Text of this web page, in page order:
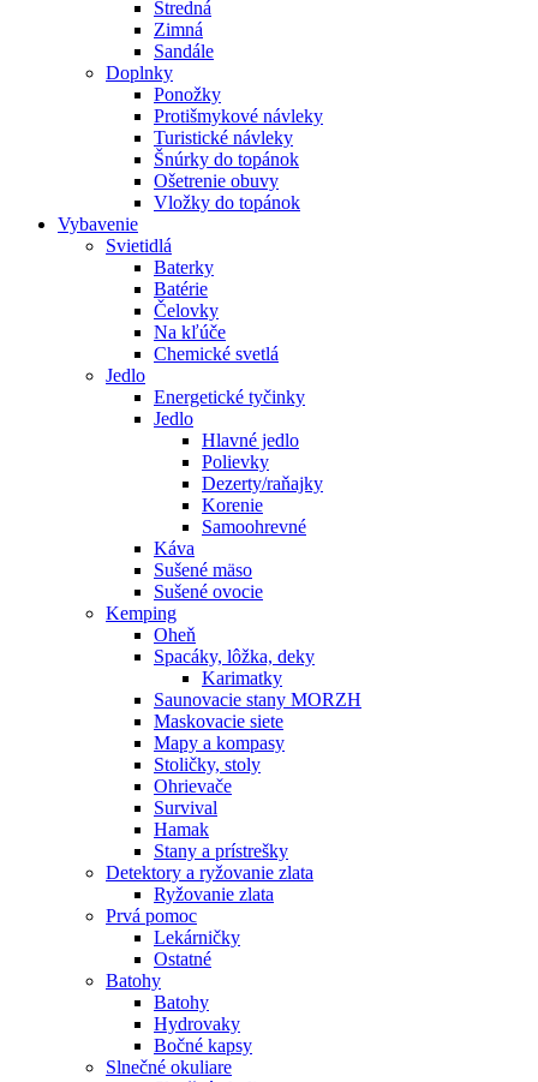
Stredná
Zimná
Sandále
Doplnky
Ponožky
Protišmykové návleky
Turistické návleky
Šnúrky do topánok
Ošetrenie obuvy
Vložky do topánok
Vybavenie
Svietidlá
Baterky
Batérie
Čelovky
Na kľúče
Chemické svetlá
Jedlo
Energetické tyčinky
Jedlo
Hlavné jedlo
Polievky
Dezerty/raňajky
Korenie
Samoohrevné
Káva
Sušené mäso
Sušené ovocie
Kemping
Oheň
Spacáky, lôžka, deky
Karimatky
Saunovacie stany MORZH
Maskovacie siete
Mapy a kompasy
Stoličky, stoly
Ohrievače
Survival
Hamak
Stany a prístrešky
Detektory a ryžovanie zlata
Ryžovanie zlata
Prvá pomoc
Lekárničky
Ostatné
Batohy
Batohy
Hydrovaky
Bočné kapsy
Slnečné okuliare